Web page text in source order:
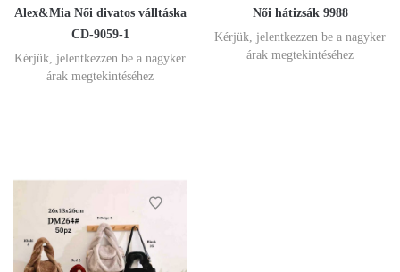
Alex&Mia Női divatos válltáska
CD-9059-1
Kérjük, jelentkezzen be a nagyker
árak megtekintéséhez
Női hátizsák 9988
Kérjük, jelentkezzen be a nagyker
árak megtekintéséhez